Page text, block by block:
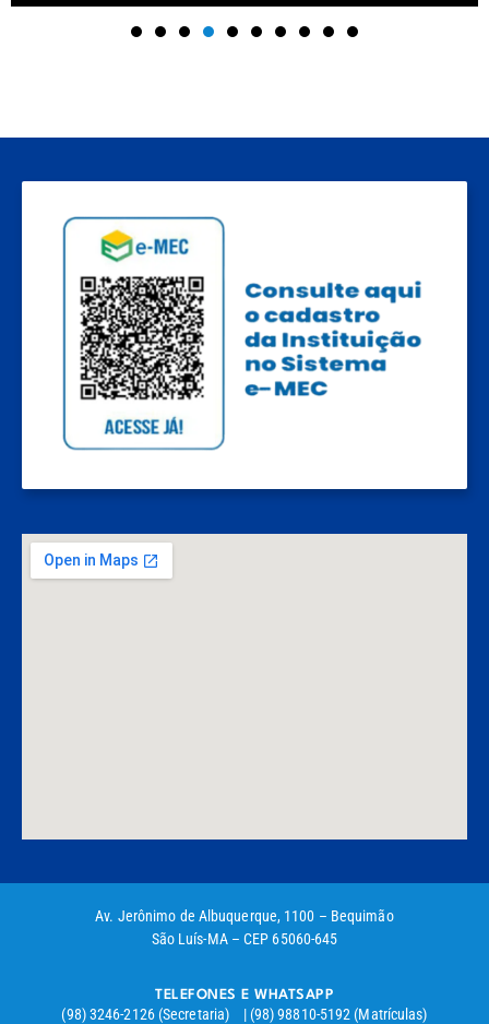
Av. Jerônimo de Albuquerque, 1100 – Bequimão
São Luís-MA – CEP 65060-645
(98) 3246-2126 (Secretaria) | (98) 98810-5192 (Matrículas)
TELEFONES E WHATSAPP